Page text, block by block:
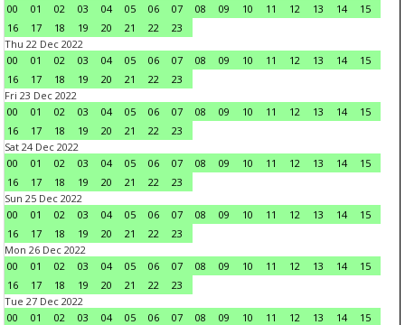
00
01 02 03 04 05 06 07 08 09 10 11 12 13 14
15
16
17 18 19 20 21 22
23
Thu 22 Dec 2022
00
01 02 03 04 05 06 07 08 09 10 11 12 13 14
15
16
17 18 19 20 21 22
23
Fri 23 Dec 2022
00
01 02 03 04 05 06 07 08 09 10 11 12 13 14
15
16
17 18 19 20 21 22
23
Sat 24 Dec 2022
00
01 02 03 04 05 06 07 08 09 10 11 12 13 14
15
16
17 18 19 20 21 22
23
Sun 25 Dec 2022
00
01 02 03 04 05 06 07 08 09 10 11 12 13 14
15
16
17 18 19 20 21 22
23
Mon 26 Dec 2022
00
01 02 03 04 05 06 07 08 09 10 11 12 13 14
15
16
17 18 19 20 21 22
23
Tue 27 Dec 2022
00
01 02 03 04 05 06 07 08 09 10 11 12 13 14
15